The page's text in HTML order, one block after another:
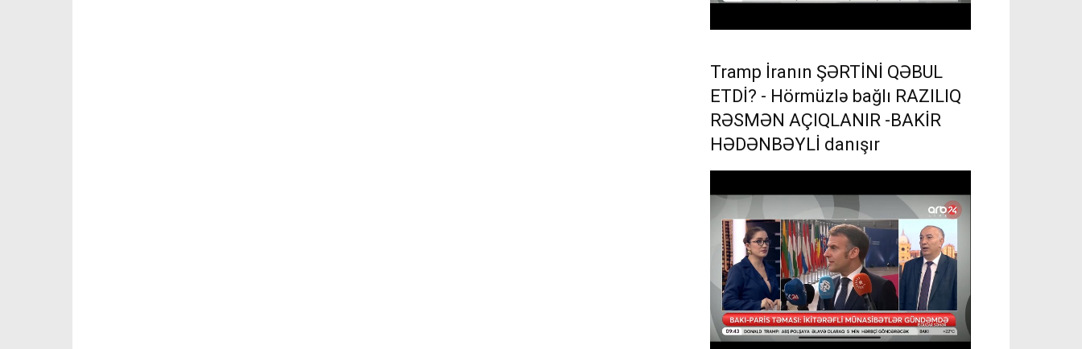
Tramp İranın ŞƏRTİNİ QƏBUL
ETDİ? - Hörmüzlə bağlı RAZILIQ
RƏSMƏN AÇIQLANIR -BAKİR
HƏDƏNBƏYLİ danışır